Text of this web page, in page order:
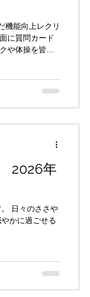
機能向上レクリ
に質問カード
や体操を皆で
を伝えてくれ
2026年
日々のささや
かに過ごせる